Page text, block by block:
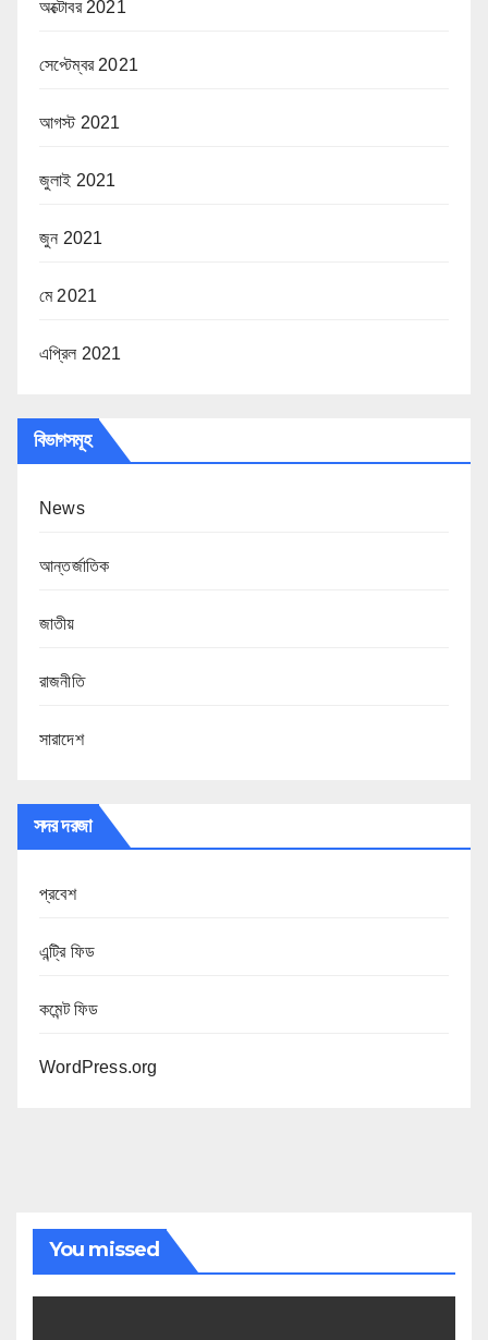
অক্টোবর 2021
সেপ্টেম্বর 2021
আগস্ট 2021
জুলাই 2021
জুন 2021
মে 2021
এপ্রিল 2021
বিভাগসমূহ
News
আন্তর্জাতিক
জাতীয়
রাজনীতি
সারাদেশ
সদর দরজা
প্রবেশ
এন্ট্রি ফিড
কমেন্ট ফিড
WordPress.org
You missed